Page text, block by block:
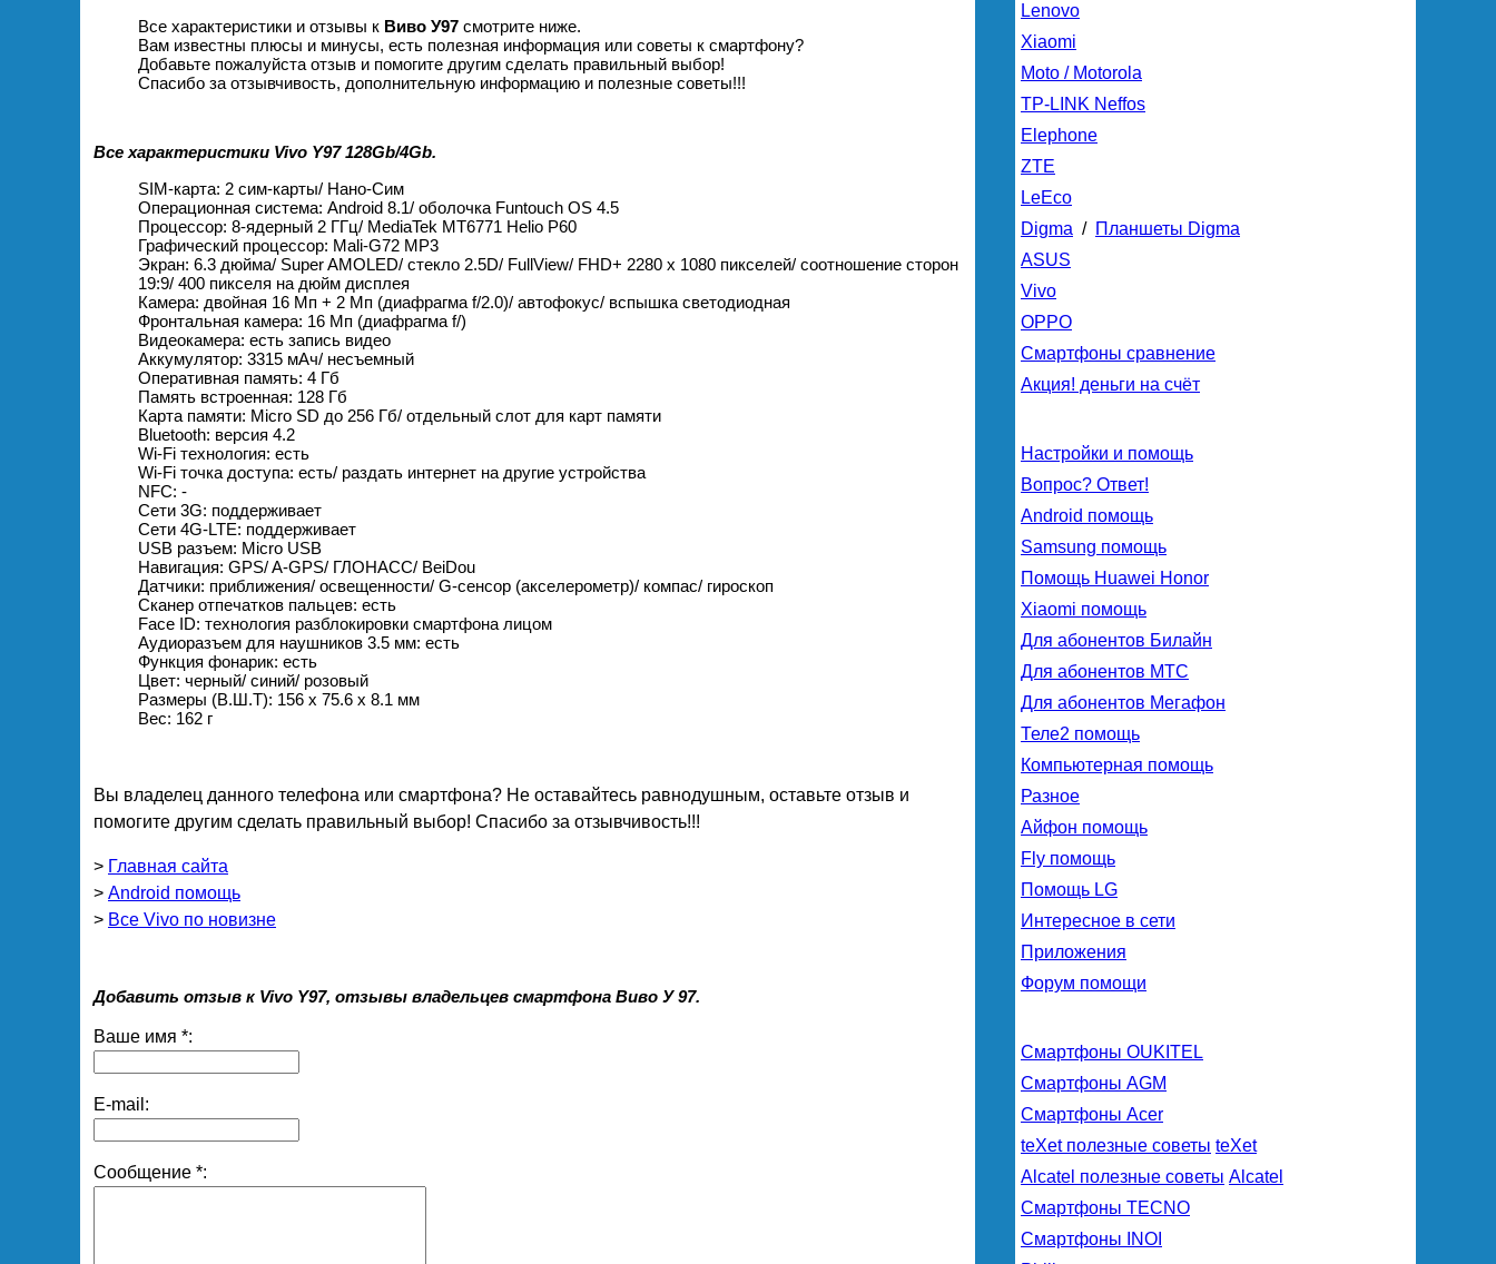
Все характеристики и отзывы к Виво У97 смотрите ниже.
Вам известны плюсы и минусы, есть полезная информация или советы к смартфону?
Добавьте пожалуйста отзыв и помогите другим сделать правильный выбор!
Спасибо за отзывчивость, дополнительную информацию и полезные советы!!!
Все характеристики Vivo Y97 128Gb/4Gb.
SIM-карта: 2 сим-карты/ Нано-Сим
Операционная система: Android 8.1/ оболочка Funtouch OS 4.5
Процессор: 8-ядерный 2 ГГц/ MediaTek MT6771 Helio P60
Графический процессор: Mali-G72 MP3
Экран: 6.3 дюйма/ Super AMOLED/ стекло 2.5D/ FullView/ FHD+ 2280 х 1080 пикселей/ соотношение сторон
19:9/ 400 пикселя на дюйм дисплея
Камера: двойная 16 Мп + 2 Мп (диафрагма f/2.0)/ автофокус/ вспышка светодиодная
Фронтальная камера: 16 Мп (диафрагма f/)
Видеокамера: есть запись видео
Аккумулятор: 3315 мАч/ несъемный
Оперативная память: 4 Гб
Память встроенная: 128 Гб
Карта памяти: Micro SD до 256 Гб/ отдельный слот для карт памяти
Bluetooth: версия 4.2
Wi-Fi технология: есть
Wi-Fi точка доступа: есть/ раздать интернет на другие устройства
NFC: -
Сети 3G: поддерживает
Сети 4G-LTE: поддерживает
USB разъем: Micro USB
Навигация: GPS/ A-GPS/ ГЛОНАСС/ BeiDou
Датчики: приближения/ освещенности/ G-сенсор (акселерометр)/ компас/ гироскоп
Сканер отпечатков пальцев: есть
Face ID: технология разблокировки смартфона лицом
Аудиоразъем для наушников 3.5 мм: есть
Функция фонарик: есть
Цвет: черный/ синий/ розовый
Размеры (В.Ш.Т): 156 х 75.6 х 8.1 мм
Вес: 162 г
Вы владелец данного телефона или смартфона? Не оставайтесь равнодушным, оставьте отзыв и
помогите другим сделать правильный выбор! Спасибо за отзывчивость!!!
> Главная сайта
> Android помощь
> Все Vivo по новизне
Добавить отзыв к Vivo Y97, отзывы владельцев смартфона Виво У 97.
Ваше имя *:
E-mail:
Сообщение *:
Lenovo
Xiaomi
Moto / Motorola
TP-LINK Neffos
Elephone
ZTE
LeEco
Digma / Планшеты Digma
ASUS
Vivo
OPPO
Смартфоны сравнение
Акция! деньги на счёт
Настройки и помощь
Вопрос? Ответ!
Android помощь
Samsung помощь
Помощь Huawei Honor
Xiaomi помощь
Для абонентов Билайн
Для абонентов МТС
Для абонентов Мегафон
Теле2 помощь
Компьютерная помощь
Разное
Айфон помощь
Fly помощь
Помощь LG
Интересное в сети
Приложения
Форум помощи
Смартфоны OUKITEL
Смартфоны AGM
Смартфоны Acer
teXet полезные советы teXet
Alcatel полезные советы Alcatel
Смартфоны TECNO
Смартфоны INOI